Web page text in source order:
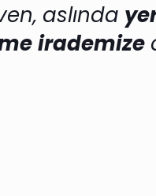
aslında
irademize